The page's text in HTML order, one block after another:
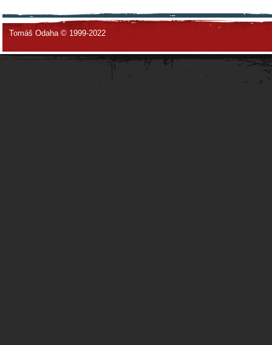
Tomáš Odaha © 1999-2022